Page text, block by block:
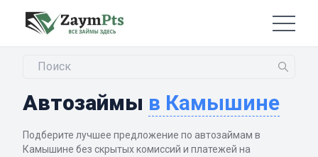
Автозаймы в Камышине
Подберите лучшее предложение по автозаймам в
Камышине без скрытых комиссий и платежей на